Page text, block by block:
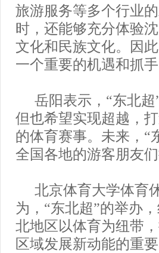
旅游服务等多个行业
时，还能够充分体验
文化和民族文化。因
一个重要的机遇和抓手
岳阳表示，“东北
但也希望实现超越，
的体育赛事。未来，“
全国各地的游客朋友们
北京体育大学体育
为，“东北超”的举办
北地区以体育为纽带
区域发展新动能的重